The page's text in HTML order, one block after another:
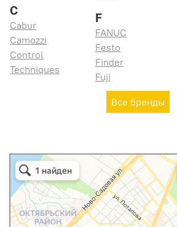
С
Cabur
Camozzi
Control
Techniques
F
FANUC
Festo
Finder
Fuji
Все бренды
ПромТехнолог
Ремонт промышленного оборудования в Самаре
Автоматизация производств в Самаре